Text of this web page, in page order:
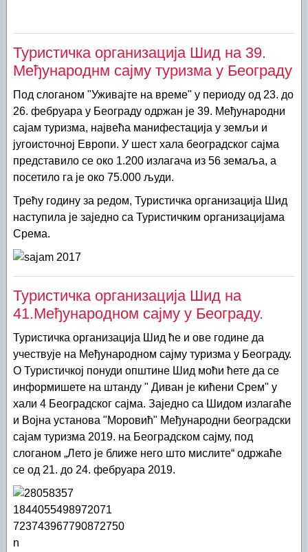
Туристичка организација Шид на 39.
Међународнм сајму туризма у Београду
Под слоганом "Уживајте на време" у периоду од 23. до
26. фебруара у Београду одржан је 39. Међународни
сајам туризма, највећа манифестација у земљи и
југоисточној Европи. У шест хала београдског сајма
представило се око 1.200 излагача из 56 земаља, а
посетило га је око 75.000 људи.
Трећу годину за редом, Туристичка организација Шид
наступила је заједно са Туристичким организацијама
Срема.
Туристичка организација Шид на
41.Међународном сајму у Београду.
Туристичка организација Шид ће и ове године да
учествује на Међународном сајму туризма у Београду.
О Туристичкој понуди општине Шид моћи ћете да се
информишете на штанду " Диван је кићени Срем" у
хали 4 Београдског сајма. Заједно са Шидом излагаће
и Војна установа "Моровић" Међународни београдски
сајам туризма 2019. на Београдском сајму, под
слоганом „Лето је ближе него што мислите“ одржаће
се од 21. до 24. фебруара 2019.